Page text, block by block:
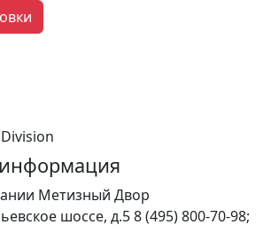
Метизный Двор
шоссе, д.58 (495) 800-70-98;